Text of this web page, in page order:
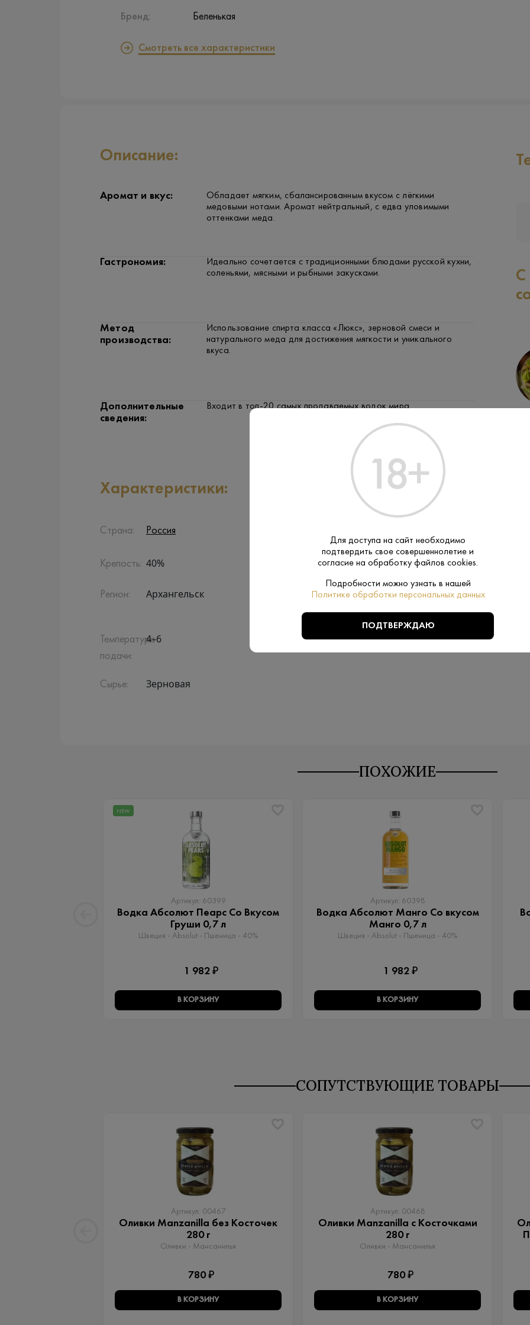
Бренд: Беленькая
Смотреть все характеристики
Описание:
Аромат и вкус:
Обладает мягким, сбалансированным вкусом с лёгкими
медовыми нотами. Аромат нейтральный, с едва уловимыми
оттенками меда.
Гастрономия:
Идеально сочетается с традиционными блюдами русской кухни,
соленьями, мясными и рыбными закусками.
Метод
производства:
Использование спирта класса «Люкс», зерновой смеси и
натурального меда для достижения мягкости и уникального
вкуса.
Дополнительные
сведения:
Входит в топ-20 самых продаваемых водок мира.
С
Характеристики:
Страна: Россия
Крепость: 40% Объем: 0.7 L
Регион: Архангельск
Подарочная
упаковка:
Нет
Температура
подачи:
4–6 Бренд: Беленькая
Сырье: Зерновая
ПОХОЖИЕ
NEW
Артикул: 60399
Водка Абсолют Пеарс Со Вкусом
Груши 0,7 л
Швеция - Absolut - Пшеница - 40%
1 982 ₽
В КОРЗИНУ
Артикул: 60398
Водка Абсолют Манго Со вкусом
Манго 0,7 л
Швеция - Absolut - Пшеница - 40%
1 982 ₽
В КОРЗИНУ
СОПУТСТВУЮЩИЕ ТОВАРЫ
Артикул: 00467
Оливки Manzanilla без Косточек
280 г
Оливки - Мансанилья
780 ₽
В КОРЗИНУ
Артикул: 00468
Оливки Manzanilla с Косточками
280 г
Оливки - Мансанилья
780 ₽
В КОРЗИНУ
Для доступа на сайт необходимо
подтвердить свое совершеннолетие и
согласие на обработку файлов cookies.
Подробности можно узнать в нашей
Политике обработки персональных данных
ПОДТВЕРЖДАЮ